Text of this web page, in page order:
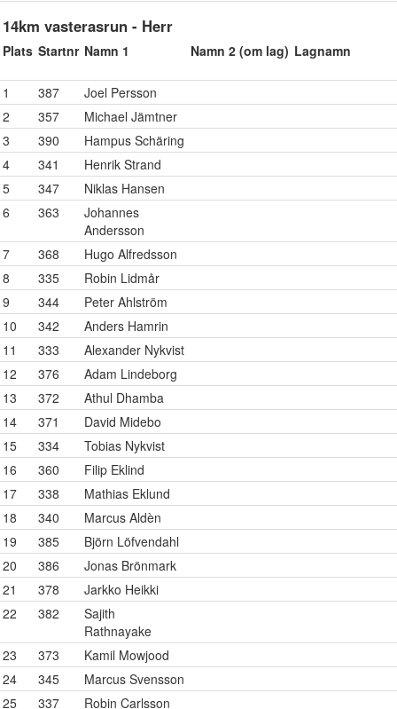
14km vasterasrun - Herr
Plats Startnr Namn 1 Namn 2 (om lag) Lagnamn
1 387
Joel Persson
2
357
Michael Jämtner
3
390
Hampus Schäring
4
341
Henrik Strand
5
347
Niklas Hansen
6
363
Johannes
Andersson
7
368
Hugo Alfredsson
8
335
Robin Lidmår
9
344
Peter Ahlström
10
342
Anders Hamrin
11
333
Alexander Nykvist
12
376
Adam Lindeborg
13
372
Athul Dhamba
14
371
David Midebo
15
334
Tobias Nykvist
16
360
Filip Eklind
17
338
Mathias Eklund
18
340
Marcus Aldèn
19
385
Björn Löfvendahl
20
386
Jonas Brönmark
21
378
Jarkko Heikki
22
382
Sajith
Rathnayake
23
373
Kamil Mowjood
24
345
Marcus Svensson
25
337
Robin Carlsson